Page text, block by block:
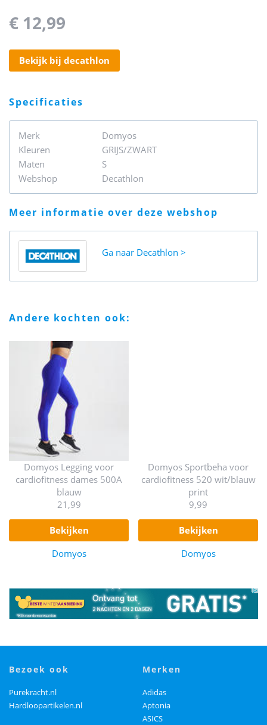
€ 12,99
bekijk bij decathlon
specificaties
Merk
Domyos
Kleuren
GRIJS/ZWART
Maten
S
Webshop
Decathlon
meer informatie over deze webshop
Ga naar Decathlon
andere kochten ook:
Domyos Legging voor
cardiofitness dames 500A
blauw
21,99
bekijken
Domyos
Domyos Sportbeha voor
cardiofitness 520 wit/blauw
print
9,99
bekijken
Domyos
bezoek ook
Purekracht.nl
Hardloopartikelen.nl
merken
Adidas
Aptonia
ASICS